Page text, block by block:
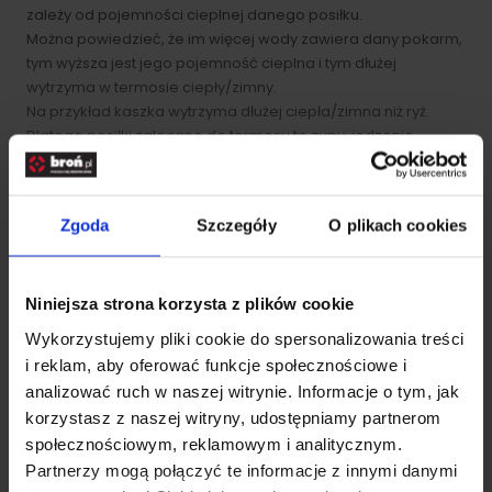
Zgoda Szczegóły O plikach cookies
Niniejsza strona korzysta z plików cookie
Wykorzystujemy pliki cookie do spersonalizowania treści
i reklam, aby oferować funkcje społecznościowe i
analizować ruch w naszej witrynie. Informacje o tym, jak
korzystasz z naszej witryny, udostępniamy partnerom
społecznościowym, reklamowym i analitycznym.
Partnerzy mogą połączyć te informacje z innymi danymi
zależy od pojemności cieplnej danego posiłku.
Można powiedzieć, że im więcej wody zawiera dany pokarm,
tym wyższa jest jego pojemność cieplna i tym dłużej
wytrzyma w termosie ciepły/zimny.
Na przykład kaszka wytrzyma dłużej ciepła/zimna niż ryż.
Dlatego posiłki zalecane do termosu to zupy, jedzenie
papkowate, przekąski czy sałatki owocowe.
Czas, w którym posiłek pozostanie ciepły/zimny, można
instrukcja.
Termos na jedzenie z kubkiem izolacyjnym i składaną
Łyżka jest częścią termosu- jest dostarczana z
termosem.
Thermos podwójna ściana izolacyjno-próżniowa -
maksymalna izolacja cieplna.
Korpus butelki termicznej wyprodukowano z odpornej stali
nierdzewnej spowalniającej wzrost bakterii.